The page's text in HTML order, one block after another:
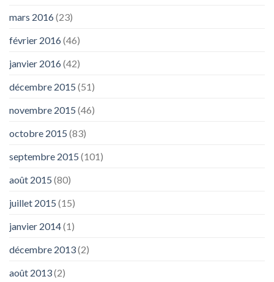
mars 2016(23)
février 2016(46)
janvier 2016(42)
décembre 2015 (51)
novembre 2015 (46)
octobre 2015 (83)
septembre 2015 (101)
août 2015 (80)
juillet 2015 (15)
janvier 2014(1)
décembre 2013(2)
août 2013(2)